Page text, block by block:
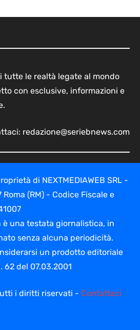
tutte le realtà legate al mondo
con esclusive, informazioni e
redazione@seriebnews.com
di NEXTMEDIAWEB SRL -
Roma (RM) - Codice Fiscale e
è una testata giornalistica, in
senza alcuna periodicità.
un prodotto editoriale
62 del 07.03.2001
i diritti riservati - Contattaci